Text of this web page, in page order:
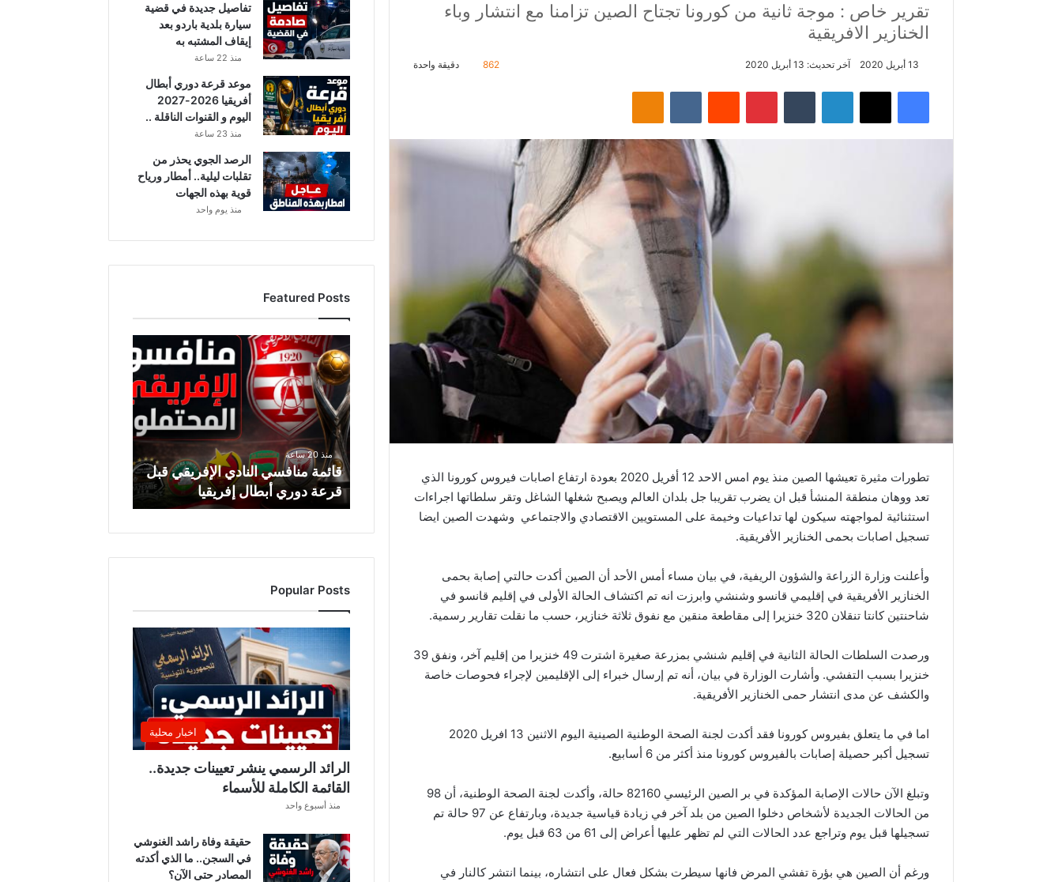
تقرير خاص : موجة ثانية من كورونا تجتاح الصين تزامنا مع انتشار وباء
الخنازير الافريقية
13 أبريل 2020 آخر تحديث: 13 أبريل 2020 862 دقيقة واحدة
فيسبوك لينكدإن بينتيريست
تطورات مثيرة تعيشها الصين منذ يوم امس الاحد 12 أفريل 2020 بعودة ارتفاع اصابات فيروس كورونا الذي
تعد ووهان منطقة المنشأ قبل ان يضرب تقريبا جل بلدان العالم ويصبح شغلها الشاغل وتقر سلطاتها اجراءات
استثنائية لمواجهته سيكون لها تداعيات وخيمة على المستويين الاقتصادي والاجتماعي وشهدت الصين ايضا
تسجيل اصابات بحمى الخنازير الأفريقية.
وأعلنت وزارة الزراعة والشؤون الريفية، في بيان مساء أمس الأحد أن الصين أكدت حالتي إصابة بحمى
الخنازير الأفريقية في إقليمي قانسو وشنشي وابرزت انه تم اكتشاف الحالة الأولى في إقليم قانسو في
شاحنتين كانتا تنقلان 320 خنزيرا إلى مقاطعة منقين مع نفوق ثلاثة خنازير، حسب ما نقلت تقارير رسمية.
ورصدت السلطات الحالة الثانية في إقليم شنشي بمزرعة صغيرة اشترت 49 خنزيرا من إقليم آخر، ونفق 39
خنزيرا بسبب التفشي. وأشارت الوزارة في بيان، أنه تم إرسال خبراء إلى الإقليمين لإجراء فحوصات خاصة
والكشف عن مدى انتشار حمى الخنازير الأفريقية.
اما في ما يتعلق بفيروس كورونا فقد أكدت لجنة الصحة الوطنية الصينية اليوم الاثنين 13 افريل 2020
تسجيل أكبر حصيلة إصابات بالفيروس كورونا منذ أكثر من 6 أسابيع.
وتبلغ الآن حالات الإصابة المؤكدة في بر الصين الرئيسي 82160 حالة، وأكدت لجنة الصحة الوطنية، أن 98
من الحالات الجديدة لأشخاص دخلوا الصين من بلد آخر في زيادة قياسية جديدة، وبارتفاع عن 97 حالة تم
تسجيلها قبل يوم وتراجع عدد الحالات التي لم تظهر عليها أعراض إلى 61 من 63 قبل يوم.
ورغم أن الصين هي بؤرة تفشي المرض فانها سيطرت بشكل فعال على انتشاره، بينما انتشر كالنار في
تفاصيل جديدة في قضية
سيارة بلدية باردو بعد
إيقاف المشتبه به
منذ 22 ساعة
موعد قرعة دوري أبطال
أفريقيا 2026-2027
اليوم و القنوات الناقلة ..
منذ 23 ساعة
الرصد الجوي يحذر من
تقلبات ليلية.. أمطار ورياح
قوية بهذه الجهات
منذ يوم واحد
Featured Posts
ق
ا
ئ
م
ة
م
ن
ا
ف
س
ي
ن
د
ي
ا
ف
ر
ي
ق
ي
ب
ل
ع
ة
د
منذ 20 ساعة
قائمة منافسي النادي الإفريقي قبل
قرعة دوري أبطال إفريقيا
Popular Posts
اخبار محلية
الرائد الرسمي ينشر تعيينات جديدة..
القائمة الكاملة للأسماء
منذ أسبوع واحد
حقيقة وفاة راشد الغنوشي
في السجن.. ما الذي أكدته
المصادر حتى الآن؟